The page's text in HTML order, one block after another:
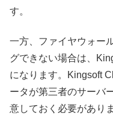
す。
一方、ファイヤウォー
グできない場合は、
になります。Kingsoft
ータが第三者のサーバ
意しておく必要がありま